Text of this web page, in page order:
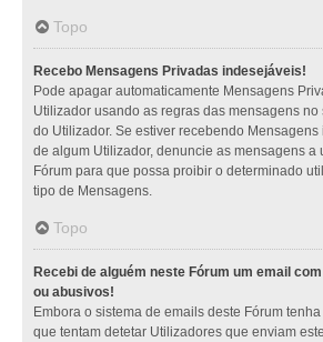
Topo
Recebo Mensagens Privadas indesejáveis!
Pode apagar automaticamente Mensagens
Utilizador usando as regras das mensagens
do Utilizador. Se estiver recebendo
de algum Utilizador, denuncie as mensagens a
Fórum para que possa proibir o determinado
tipo de Mensagens.
Topo
Recebi de alguém neste Fórum um email
ou abusivos!
Embora o sistema de emails deste Fórum
que tentam detetar Utilizadores que enviam